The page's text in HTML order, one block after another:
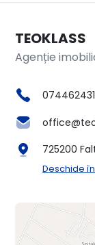
TEOKLASS
Agenție
725200
Deschide